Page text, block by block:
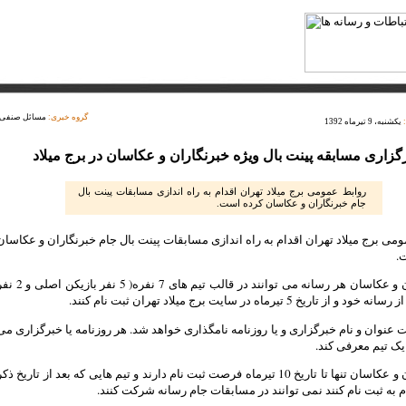
گروه خبری: مسائل صنفی یکشنبه، 9 تیرماه 1392
مسابقه پینت بال ویژه خبرنگاران و عکاسان در برج میلاد
روابط عمومی برج میلاد تهران اقدام به راه اندازی مسابقات پینت بال
جام خبرنگاران و عکاسان کرده است.
برج میلاد تهران اقدام به راه اندازی مسابقات پینت بال جام خبرنگاران و
خبرنگاران و عکاسان هر رسانه می توانند در قالب تیم
تاریخ 5 تیرماه در سایت برج میلاد تهران ثبت نام کنند.
عنوان و نام خبرگزاری و یا روزنامه نامگذاری خواهد شد. هر روزنامه یا خبرگزاری
یک تیم معرفی کند.
خبرنگاران و عکاسان تنها تا تاریخ 10 تیرماه فرصت ثبت نام دارند و تیم هایی که بعد از تاریخ
به ثبت نام کنند نمی توانند در مسابقات جام رسانه شرکت کنند.